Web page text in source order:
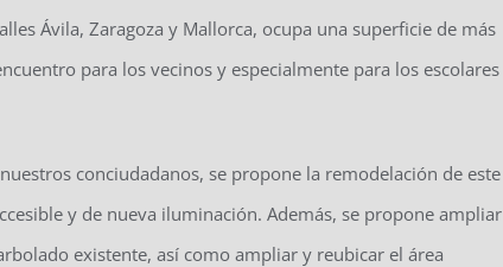
Ávila, Zaragoza y Mallorca, ocupa una superficie de más
para los vecinos y especialmente para los escolares
conciudadanos, se propone la remodelación de este
y de nueva iluminación. Además, se propone ampliar
existente, así como ampliar y reubicar el área